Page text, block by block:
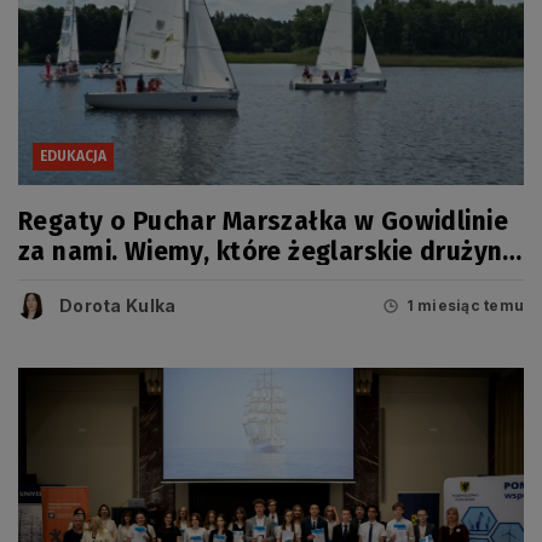
EDUKACJA
Regaty o Puchar Marszałka w Gowidlinie
za nami. Wiemy, które żeglarskie drużyny
Dorota Kulka 1 miesiąc temu